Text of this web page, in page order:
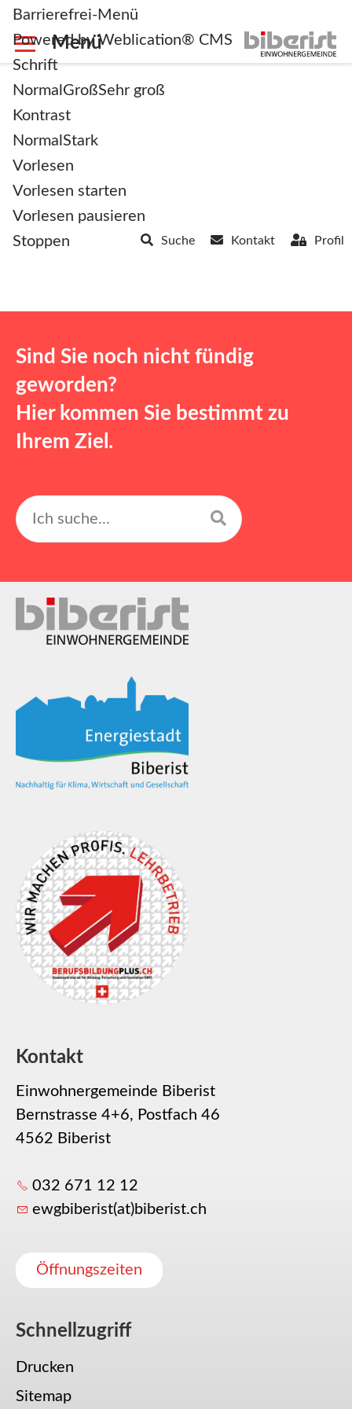
Barrierefrei-Menü
Powered by Weblication® CMS
Schrift
Normal GroßSehr groß
Kontrast
Normal Stark
Vorlesen
Vorlesen starten
Vorlesen pausieren
Stoppen
Profil
Kontakt
Suche
Reservation erfasst
Die gewünschte Reservation wurde
Sind Sie noch nicht fündig
geworden?
Hier kommen Sie bestimmt zu
Ihrem Ziel.
Kontakt
Einwohnergemeinde Biberist
Bernstrasse 4+6, Postfach 46
4562 Biberist
032 671 12 12
ewgbiberist(at)biberist.ch
Öffnungszeiten
Schnellzugriff
Drucken
Sitemap